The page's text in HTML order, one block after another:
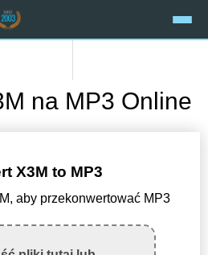
na MP3 Online
X3M to MP3
aby przekonwertować MP3